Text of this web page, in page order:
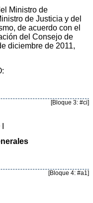
Ministro de
de Justicia y del
de acuerdo con el
del Consejo de
diciembre de 2011,
[Bloque 3: #ci]
[Bloque 4: #a1]